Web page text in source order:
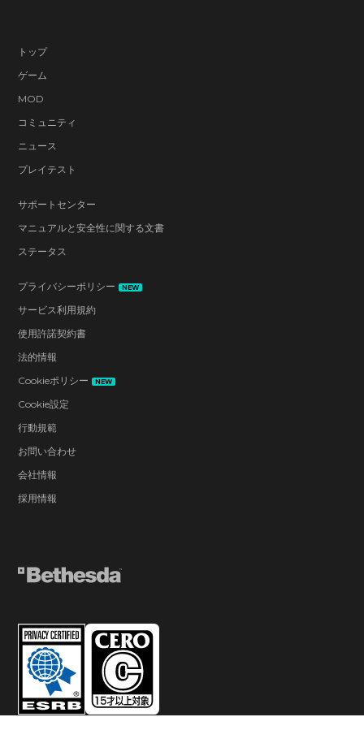
トップ
ゲーム
MOD
コミュニティ
ニュース
プレイテスト
サポートセンター
マニュアルと安全性に関する文書
ステータス
プライバシーポリシー NEW
サービス利用規約
使用許諾契約書
法的情報
Cookieポリシー
NEW
Cookie設定
行動規範
お問い合わせ
会社情報
採用情報